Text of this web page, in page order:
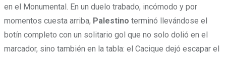
en el Monumental. En un duelo trabado, incómodo y por
momentos cuesta arriba, Palestino terminó llevándose el
botín completo con un solitario gol que no solo dolió en el
marcador, sino también en la tabla: el Cacique dejó escapar el